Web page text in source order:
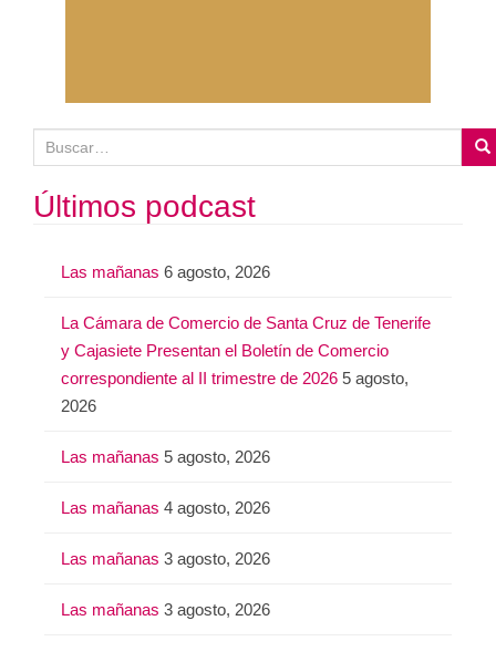
u
sÚltimos podcast
Las mañanas 6 agosto, 2026
La Cámara de Comercio de Santa Cruz de Tenerife
y Cajasiete Presentan el Boletín de Comercio
correspondiente al II trimestre de 2026 5 agosto,
2026
Las mañanas 5 agosto, 2026
Las mañanas 4 agosto, 2026
Las mañanas 3 agosto, 2026
Las mañanas 3 agosto, 2026